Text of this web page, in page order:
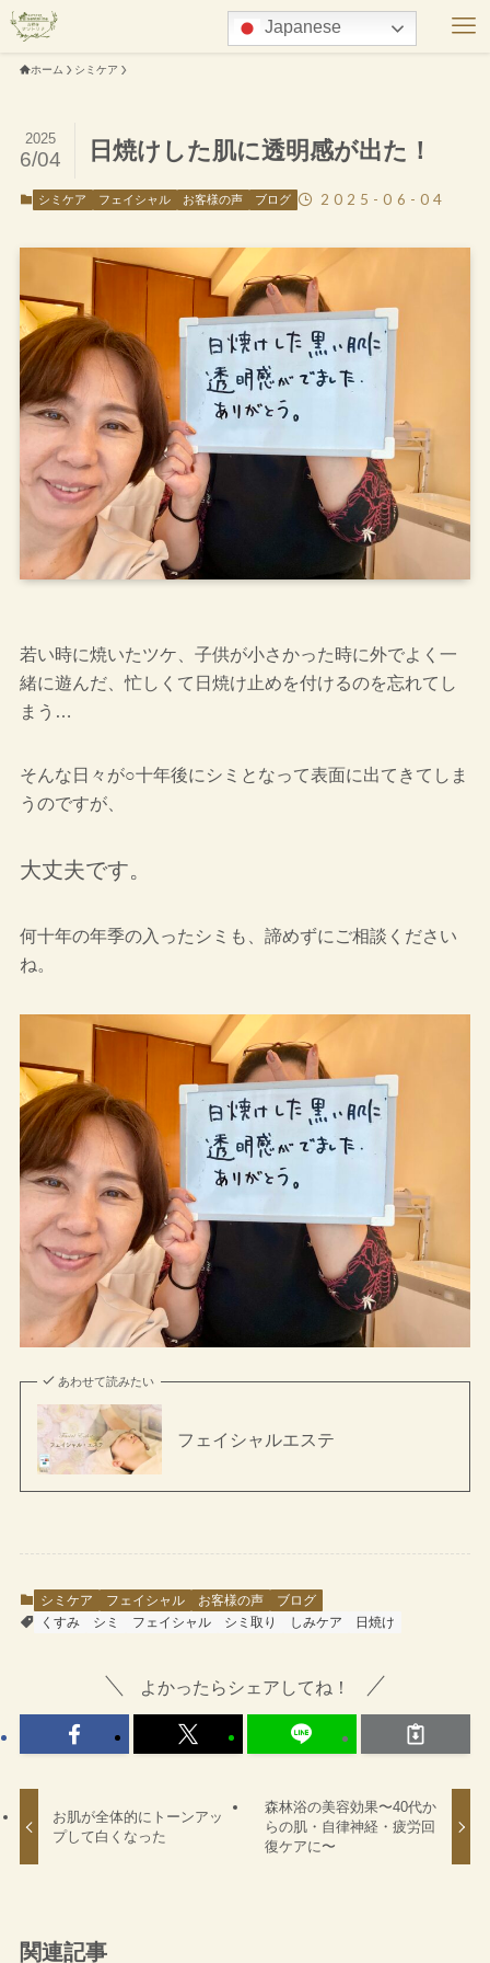
ホーム シミケア
日焼けした肌に透明感が出た！
2025
6/04
シミケア フェイシャル お客様の声 ブログ 2025-06-04
若い時に焼いたツケ、子供が小さかった時に外でよく一
緒に遊んだ、忙しくて日焼け止めを付けるのを忘れてし
まう…
そんな日々が○十年後にシミとなって表面に出てきてしま
うのですが、
大丈夫です。
何十年の年季の入ったシミも、諦めずにご相談ください
ね。
あわせて読みたい
フェイシャルエステ
シミケア フェイシャル お客様の声
ブログ
くすみ
シミ フェイシャル シミ取り しみケア 日焼け
よかったらシェアしてね！
お肌が全体的にトーンアッ
プして白くなった
森林浴の美容効果〜40代か
らの肌・自律神経・疲労回
復ケアに〜
関連記事
Japanese